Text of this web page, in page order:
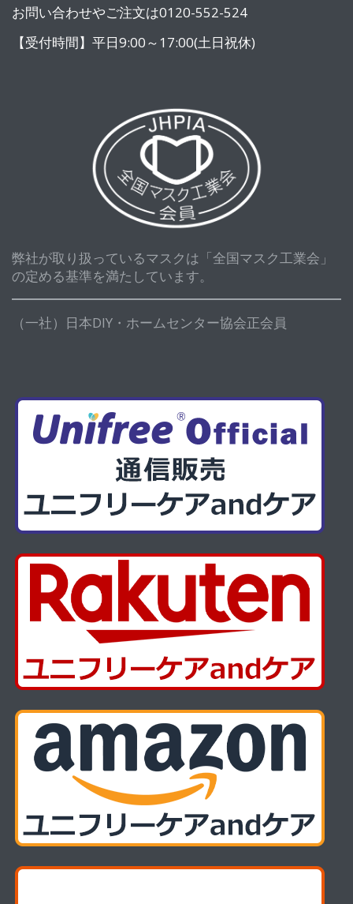
お問い合わせやご注文は0120-552-524
【受付時間】平日9:00～17:00(土日祝休)
弊社が取り扱っているマスクは「全国マスク工業会」
の定める基準を満たしています。
（一社）日本DIY・ホームセンター協会正会員